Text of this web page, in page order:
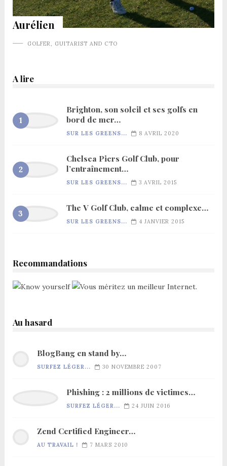
Aurélien
GOLFER, GUITARIST AND CTO
A lire
Brighton, son soleil et ses golfs en
bord de mer…
SUR LES GREENS... 8 AVRIL 2020
Chelsea Piers Golf Club, pour
l’entraînement…
SUR LES GREENS... 3 AVRIL 2015
The V Golf Club, calme et complexe…
SUR LES GREENS... 4 JANVIER 2015
Recommandations
Au hasard
BlogBang en stand by…
SURFEZ LÉGER... 30 NOVEMBRE 2007
Phishing : 2 millions de victimes…
SURFEZ LÉGER... 24 JUIN 2016
Zend Certified Engineer…
AU TRAVAIL ! 7 MARS 2010